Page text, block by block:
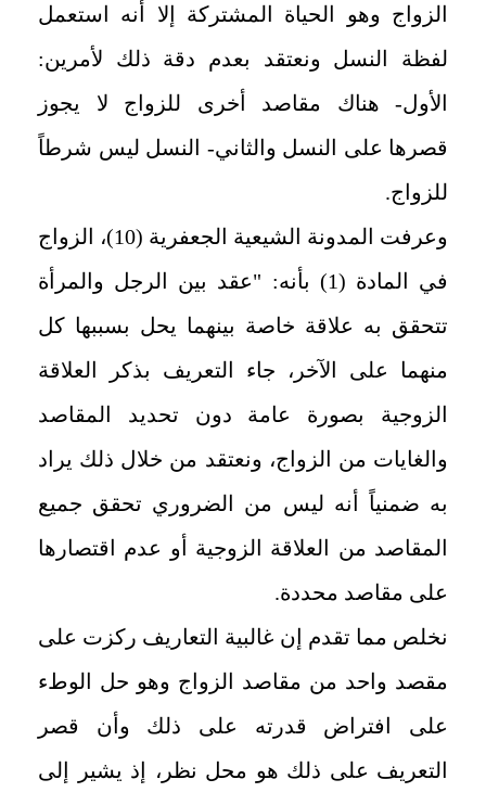
الزواج وهو الحياة المشتركة إلا أنه استعمل
لفظة النسل ونعتقد بعدم دقة ذلك لأمرين:
الأول- هناك مقاصد أخرى للزواج لا يجوز
قصرها على النسل والثاني- النسل ليس شرطاً
للزواج.
وعرفت المدونة الشيعية الجعفرية (10)، الزواج
في المادة (1) بأنه: "عقد بين الرجل والمرأة
تتحقق به علاقة خاصة بينهما يحل بسببها كل
منهما على الآخر، جاء التعريف بذكر العلاقة
الزوجية بصورة عامة دون تحديد المقاصد
والغايات من الزواج، ونعتقد من خلال ذلك يراد
به ضمنياً أنه ليس من الضروري تحقق جميع
المقاصد من العلاقة الزوجية أو عدم اقتصارها
على مقاصد محددة.
نخلص مما تقدم إن غالبية التعاريف ركزت على
مقصد واحد من مقاصد الزواج وهو حل الوطء
على افتراض قدرته على ذلك وأن قصر
التعريف على ذلك هو محل نظر، إذ يشير إلى